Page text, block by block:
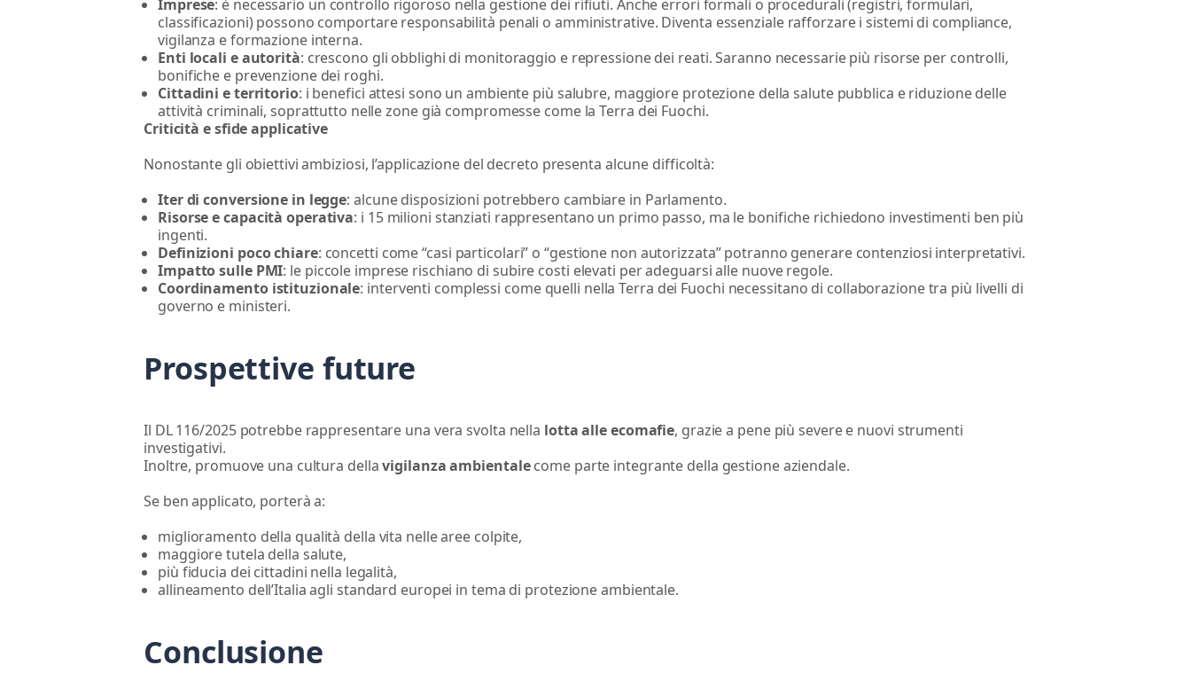
Imprese: è necessario un controllo rigoroso nella gestione dei rifiuti. Anche errori formali o procedurali (registri, formulari,
classificazioni) possono comportare responsabilità penali o amministrative. Diventa essenziale rafforzare i sistemi di compliance,
vigilanza e formazione interna.
Enti locali e autorità: crescono gli obblighi di monitoraggio e repressione dei reati. Saranno necessarie più risorse per controlli,
bonifiche e prevenzione dei roghi.
Cittadini e territorio: i benefici attesi sono un ambiente più salubre, maggiore protezione della salute pubblica e riduzione delle
attività criminali, soprattutto nelle zone già compromesse come la Terra dei Fuochi.
Criticità e sfide applicative
Nonostante gli obiettivi ambiziosi, l’applicazione del decreto presenta alcune difficoltà:
Iter di conversione in legge: alcune disposizioni potrebbero cambiare in Parlamento.
Risorse e capacità operativa: i 15 milioni stanziati rappresentano un primo passo, ma le bonifiche richiedono investimenti ben più
ingenti.
Definizioni poco chiare: concetti come “casi particolari” o “gestione non autorizzata” potranno generare contenziosi interpretativi.
Impatto sulle PMI: le piccole imprese rischiano di subire costi elevati per adeguarsi alle nuove regole.
Coordinamento istituzionale: interventi complessi come quelli nella Terra dei Fuochi necessitano di collaborazione tra più livelli di
governo e ministeri.
Prospettive future
Il DL 116/2025 potrebbe rappresentare una vera svolta nella lotta alle ecomafie, grazie a pene più severe e nuovi strumenti
investigativi.
Inoltre, promuove una cultura dellavigilanza ambientalecome parte integrante della gestione aziendale.
Se ben applicato, porterà a:
miglioramento della qualità della vita nelle aree colpite,
maggiore tutela della salute,
più fiducia dei cittadini nella legalità,
allineamento dell’Italia agli standard europei in tema di protezione ambientale.
Conclusione